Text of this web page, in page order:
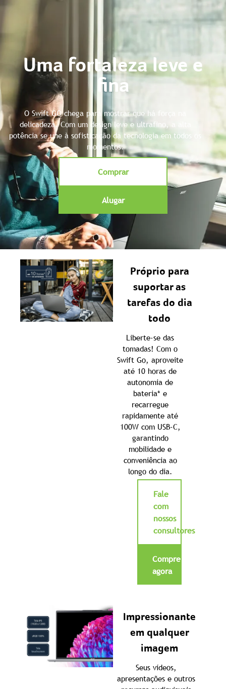
Uma fortaleza leve e
fina
O Swift GO chega para mostrar que há força na
delicadeza. Com um design leve e ultrafino, a alta
potência se une à sofisticação da tecnologia em todos os
momentos.
Comprar
Alugar
Próprio para
suportar as
tarefas do dia
todo
Liberte-se das
tomadas! Com o
Swift Go, aproveite
até 10 horas de
autonomia de
bateria* e
recarregue
rapidamente até
100W com USB-C,
garantindo
mobilidade e
conveniência ao
longo do dia.
Fale
com
nossos
consultores
Compre
agora
Impressionante
em qualquer
imagem
Seus vídeos,
apresentações e outros